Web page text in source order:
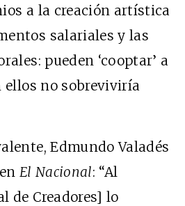
a la creación artística
salariales y las
pueden ‘cooptar’ a
ellos no sobreviviría
Edmundo Valadés
El Nacional: “Al
de Creadores] lo